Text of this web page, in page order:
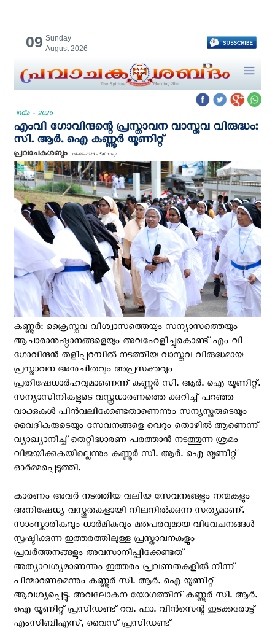
09 Sunday
August 2026
India - 2026
എംവി ഗോവിന്ദന്റെ പ്രസ്താവന വാസ്തവ വിരുദ്ധം:
സി. ആർ. ഐ കണ്ണൂര്‍ യൂണിറ്റ്
പ്രവാചകശബ്ദം 08-07-2023 - Saturday
കണ്ണൂർ: ക്രൈസ്തവ വിശ്വാസത്തെയും സന്യാസത്തെയും
ആചാരാനുഷ്ഠാനങ്ങളെയും അവഹേളിച്ചുകൊണ്ട് എം വി
ഗോവിന്ദൻ തളിപ്പറമ്പിൽ നടത്തിയ വാസ്തവ വിരുദ്ധമായ
പ്രസ്താവന അനുചിതവും അപ്രസക്തവും
പ്രതിഷേധാർഹവുമാണെന്ന് കണ്ണൂർ സി. ആർ. ഐ യൂണിറ്റ്.
സന്യാസിനികളുടെ വസ്ത്രധാരണത്തെ ക്കുറിച്ച് പറഞ്ഞ
വാക്കുകൾ പിൻവലിക്കേണ്ടതാണെന്നും സന്യസ്തരുടെയും
വൈദികരുടെയും സേവനങ്ങളെ വെറും തൊഴിൽ ആണെന്ന്
വ്യാഖ്യാനിച്ച് തെറ്റിദ്ധാരണ പരത്താൻ നടത്തുന്ന ശ്രമം
വിജയിക്കുകയില്ലെന്നും കണ്ണൂർ സി. ആർ. ഐ യൂണിറ്റ്
ഓർമ്മപ്പെടുത്തി.
കാരണം അവർ നടത്തിയ വലിയ സേവനങ്ങളും നന്മകളും
അനിഷേധ്യ വസ്തുതകളായി നിലനിൽക്കുന്ന സത്യമാണ്.
സാംസ്കാരികവും ധാർമികവും മതപരവുമായ വിവേചനങ്ങൾ
സൃഷ്ടിക്കുന്ന ഇത്തരത്തിലുള്ള പ്രസ്താവനകളും
പ്രവർത്തനങ്ങളും അവസാനിപ്പിക്കേണ്ടത്
അത്യാവശ്യമാണന്നും ഇത്തരം പ്രവണതകളിൽ നിന്ന്
പിന്മാറണമെന്നും കണ്ണൂർ സി. ആർ. ഐ യൂണിറ്റ്
ആവശ്യപ്പെട്ടു. അവലോകന യോഗത്തിന് കണ്ണൂർ സി. ആർ.
ഐ യൂണിറ്റ് പ്രസിഡണ്ട് റവ. ഫാ. വിൻസെന്റ ഇടക്കരോട്ട്
എംസിബിഎസ്, വൈസ് പ്രസിഡണ്ട്